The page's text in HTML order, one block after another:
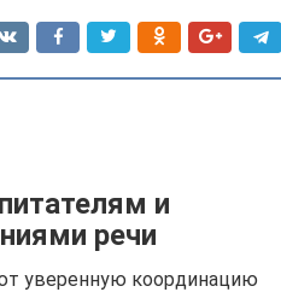
и
речи
уверенную координацию